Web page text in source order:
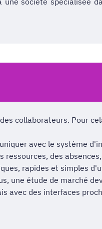
collaborateurs. Pour
avec le système
ressources, des
rapides et simples
une étude de marché
avec des interfaces